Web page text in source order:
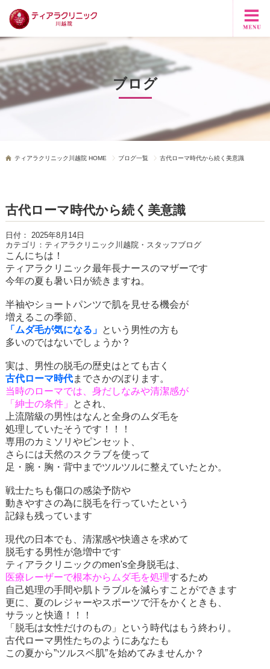
ブログ
ティアラクリニック川越院 HOME ブログ一覧 古代ローマ時代から続く美意識
古代ローマ時代から続く美意識
日付： 2025年8月14日
カテゴリ： ティアラクリニック川越院・スタッフブログ
こんにちは！
ティアラクリニック最年長ナースのマザーです
今年の夏も暑い日が続きますね。
半袖やショートパンツで肌を見せる機会が
増えるこの季節、
「ムダ毛が気になる」 という男性の方も
多いのではないでしょうか？
実は、男性の脱毛の歴史はとても古く
古代ローマ時代までさかのぼります。
当時のローマでは、身だしなみや清潔感が
「紳士の条件」
とされ、
上流階級の男性はなんと全身のムダ毛を
処理していたそうです！！！
専用のカミソリやピンセット、
さらには天然のスクラブを使って
足・腕・胸・背中までツルツルに整えていたとか。
戦士たちも傷口の感染予防や
動きやすさの為に脱毛を行っていたという
記録も残っています
現代の日本でも、清潔感や快適さを求めて
脱毛する男性が急増中です
ティアラクリニックのmen's全身脱毛は、
医療レーザーで根本からムダ毛を処理するため
自己処理の手間や肌トラブルを減らすことができます
更に、夏のレジャーやスポーツで汗をかくときも、
サラッと快適！！！
「脱毛は女性だけのもの」という時代はもう終わり。
古代ローマ男性たちのようにあなたも
この夏から”ツルスベ肌”を始めてみませんか？